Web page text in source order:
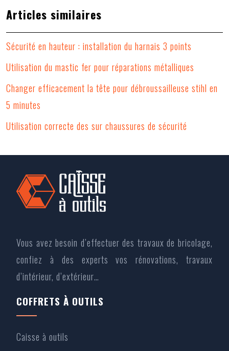
Articles similaires
Sécurité en hauteur : installation du harnais 3 points
Utilisation du mastic fer pour réparations métalliques
Changer efficacement la tête pour débroussailleuse stihl en
5 minutes
Utilisation correcte des sur chaussures de sécurité
Vous avez besoin d’effectuer des travaux de bricolage,
confiez à des experts vos rénovations, travaux
d’intérieur, d’extérieur…
COFFRETS À OUTILS
Caisse à outils